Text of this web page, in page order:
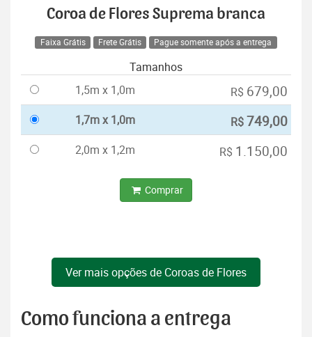
Coroa de Flores Suprema branca
Faixa Grátis Frete Grátis Pague somente após a entrega
Tamanhos
1,5m x 1,0m
R$ 679,00
1,7m x 1,0m R$749,00
2,0m x 1,2m R$ 1.150,00
Comprar
Ver mais opções de Coroas de Flores
Como funciona a entrega